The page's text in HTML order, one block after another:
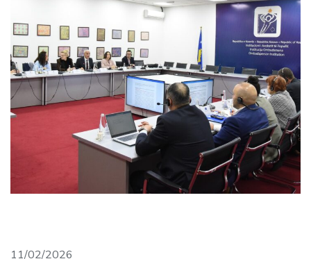
11/02/2026